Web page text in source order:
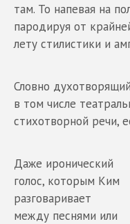
там. То напевая на
пародируя от
лету стилистики и
Словно
в том числе
стихотворной речи,
Даже иронический
голос, которым Ким
разговаривает
между песнями или